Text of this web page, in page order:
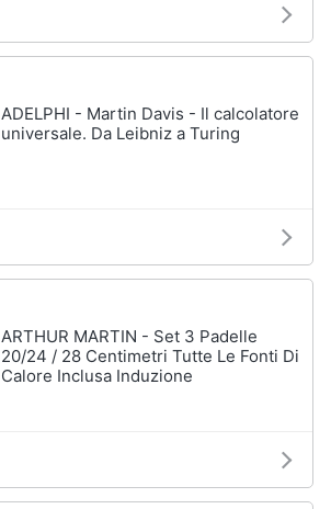
ADELPHI - Martin Davis - Il calcolatore
universale. Da Leibniz a Turing
ARTHUR MARTIN - Set 3 Padelle
20/24 / 28 Centimetri Tutte Le Fonti Di
Calore Inclusa Induzione